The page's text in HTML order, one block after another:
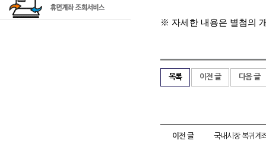
※ 자세한 내용은 별첨의
목록 이전 글 다음 글
이전 글 국내시장 복귀계